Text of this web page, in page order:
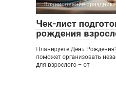
Планирование праздника
Чек-лист
рождения
Планируете День
поможет организовать
для взрослого – от